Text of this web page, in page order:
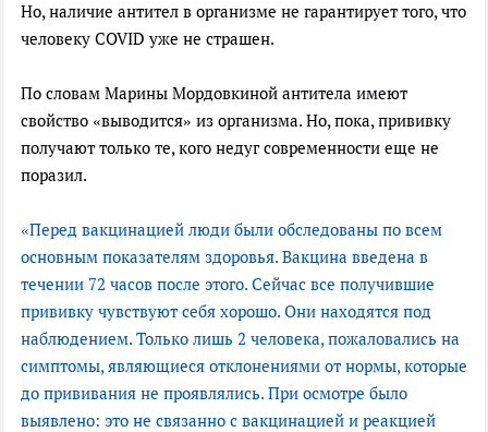
Но, наличие антител в организме не гарантирует того, что
человеку COVID уже не страшен.
По словам Марины Мордовкиной антитела имеют
свойство «выводится» из организма. Но, пока, прививку
получают только те, кого недуг современности еще не
поразил.
«Перед вакцинацией люди были обследованы по всем
основным показателям здоровья. Вакцина введена в
течении 72 часов после этого. Сейчас все получившие
прививку чувствуют себя хорошо. Они находятся под
наблюдением. Только лишь 2 человека, пожаловались на
симптомы, являющиеся отклонениями от нормы, которые
до прививания не проявлялись. При осмотре было
выявлено: это не связанно с вакцинацией и реакцией